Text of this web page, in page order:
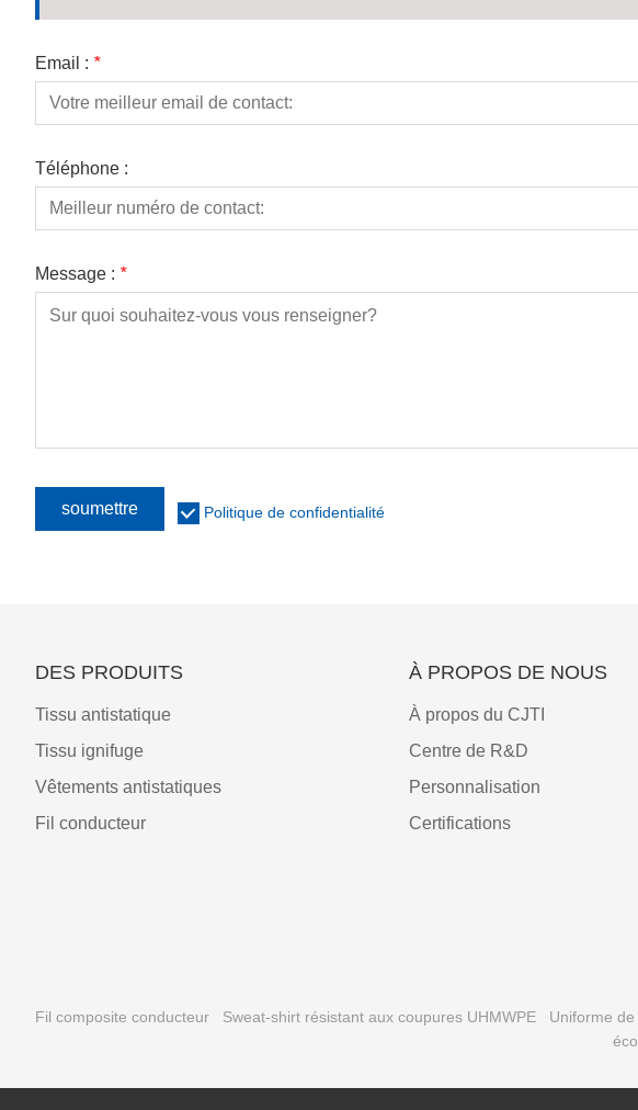
Email : *
Téléphone :
Message : *
soumettre Politique de confidentialité
DES PRODUITS
Tissu antistatique
Tissu ignifuge
Vêtements antistatiques
Fil conducteur
À PROPOS DE NOUS
À propos du CJTI
Centre de R&D
Personnalisation
Certifications
Fil composite conducteur Sweat-shirt résistant aux coupures UHMWPE Uniforme